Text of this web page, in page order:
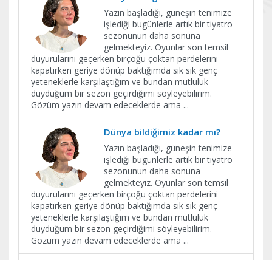
Yazın başladığı, güneşin tenimize
işlediği bugünlerle artık bir tiyatro
sezonunun daha sonuna
gelmekteyiz. Oyunlar son temsil
duyurularını geçerken birçoğu çoktan perdelerini
kapatırken geriye dönüp baktığımda sık sık genç
yeteneklerle karşılaştığım ve bundan mutluluk
duyduğum bir sezon geçirdiğimi söyleyebilirim.
Gözüm yazın devam edeceklerde ama ...
Dünya bildiğimiz kadar mı?
Yazın başladığı, güneşin tenimize
işlediği bugünlerle artık bir tiyatro
sezonunun daha sonuna
gelmekteyiz. Oyunlar son temsil
duyurularını geçerken birçoğu çoktan perdelerini
kapatırken geriye dönüp baktığımda sık sık genç
yeteneklerle karşılaştığım ve bundan mutluluk
duyduğum bir sezon geçirdiğimi söyleyebilirim.
Gözüm yazın devam edeceklerde ama ...